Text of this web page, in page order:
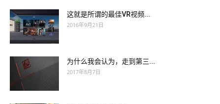
这就是所谓的最佳VR视频...
2016年9月21日
为什么我会认为，走到第三...
2017年8月7日